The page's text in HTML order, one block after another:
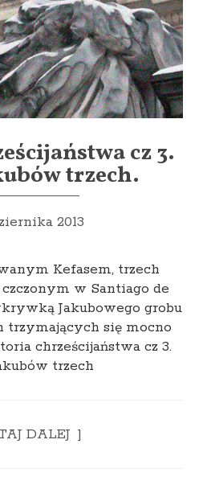
cz 3.
trzech.
2013
Kefasem, trzech
w Santiago de
Jakubowego grobu
trzymających się mocno
chrześcijaństwa cz 3.
trzech
DALEJ